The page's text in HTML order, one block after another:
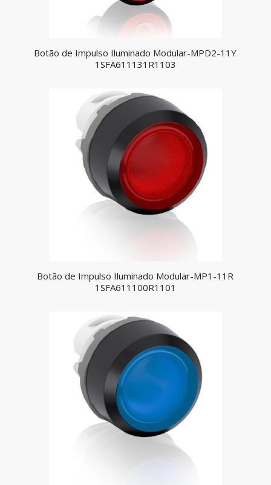
Botão de Impulso Iluminado Modular-MPD2-11Y
1SFA611131R1103
Botão de Impulso Iluminado Modular-MP1-11R
1SFA611100R1101